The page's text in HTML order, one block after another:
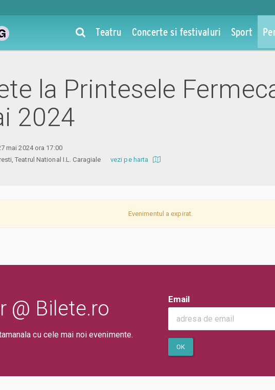
Teatru Concerte si festivaluri Sport
la Printesele
2024
mai 2024 ora 17:00
Teatrul National I.L. Caragiale vezi pe harta
Evenimentul a expirat.
@ Bilete.ro
cu cele mai noi evenimente.
Email
OK